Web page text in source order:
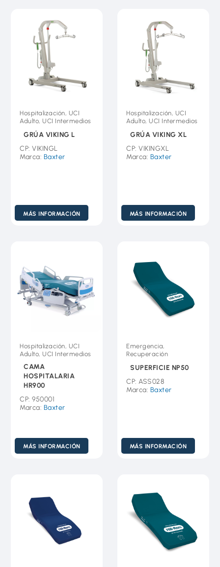
Hospitalización, UCI
Adulto, UCI Intermedios
GRÚA VIKING L
CP: VIKINGL
Marca: Baxter
MÁS INFORMACIÓN
Hospitalización, UCI
Adulto, UCI Intermedios
GRÚA VIKING XL
CP: VIKINGXL
Marca: Baxter
MÁS INFORMACIÓN
Hospitalización, UCI
Adulto, UCI Intermedios
CAMA
HOSPITALARIA
HR900
CP: 950001
Marca: Baxter
MÁS INFORMACIÓN
Emergencia,
Recuperación
SUPERFICIE NP50
CP: ASS028
Marca: Baxter
MÁS INFORMACIÓN